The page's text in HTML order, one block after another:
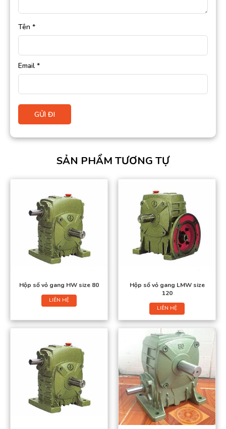
Tên *
Email *
SẢN PHẨM TƯƠNG TỰ
Hộp số vỏ gang HW size 80
LIÊN HỆ
Hộp số vỏ gang LMW size
120
LIÊN HỆ